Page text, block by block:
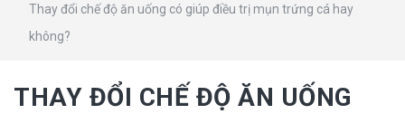
Thay đổi chế độ ăn uống có giúp điều trị mụn trứng cá hay
không?
THAY ĐỔI CHẾ ĐỘ ĂN UỐNG